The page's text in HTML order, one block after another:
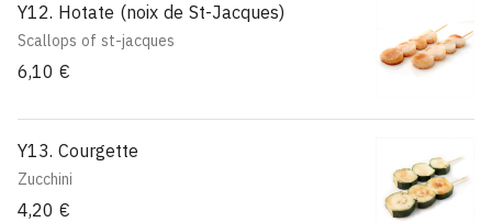
Y12. Hotate (noix de St-Jacques)
Scallops of st-jacques
6,10 €
Y13. Courgette
Zucchini
4,20 €